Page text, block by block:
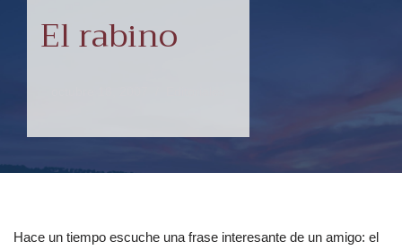
El rabino
Hace un tiempo escuche una frase interesante de un amigo: el